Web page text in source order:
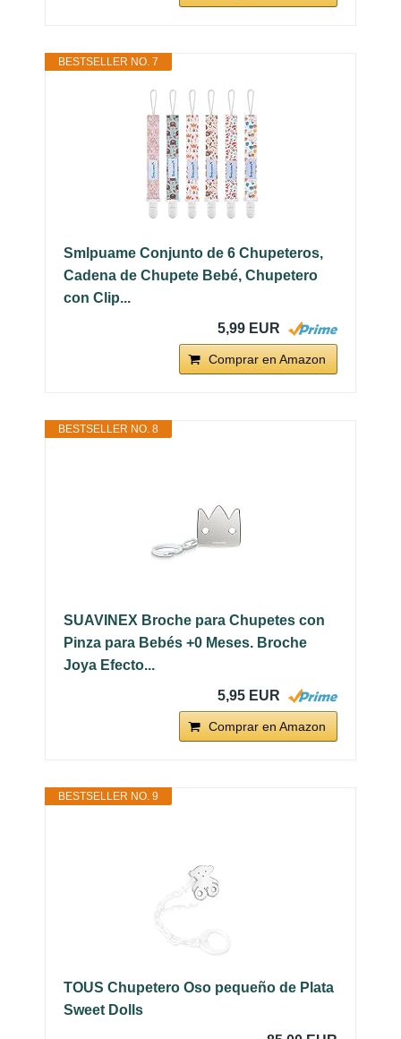
BESTSELLER NO. 7
Smlpuame Conjunto de 6 Chupeteros,
Cadena de Chupete Bebé, Chupetero
con Clip...
5,99 EUR
Comprar en Amazon
BESTSELLER NO. 8
SUAVINEX Broche para Chupetes con
Pinza para Bebés +0 Meses. Broche
Joya Efecto...
5,95 EUR
Comprar en Amazon
BESTSELLER NO. 9
TOUS Chupetero Oso pequeño de Plata
Sweet Dolls